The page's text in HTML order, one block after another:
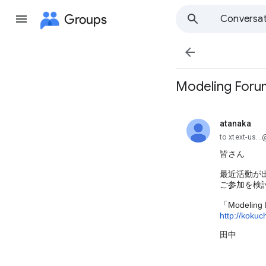
Groups

Modeling
atanaka
unread,
to xtext-
皆さん
最近活動が
ご参加を検
「Modeling
http://
田中